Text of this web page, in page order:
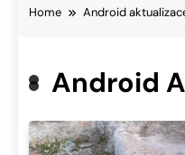
Home Android
Android